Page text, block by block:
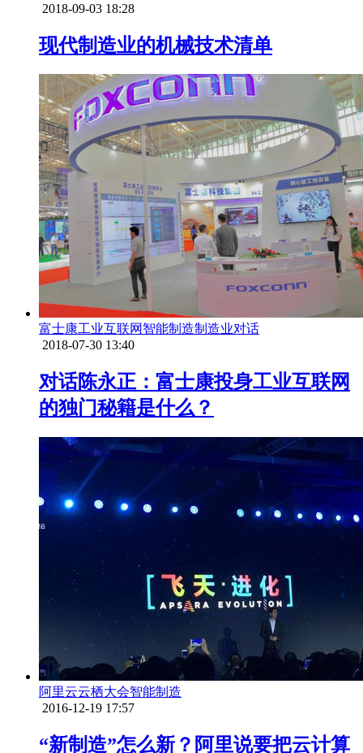
2018-09-03 18:28
现代制造业的机械技术清单
富士康工业互联网 智能制造制造业对话
2018-07-30 13:40
对话陈永正：富士康投身工业互联网
的独门秘籍是什么？
阿里云云栖大会智能制造
2016-12-19 17:57
“新制造”怎么新？阿里说要把云计算